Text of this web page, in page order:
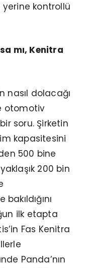
kontrollü
mı, Kenitra
nasıl dolacağı
otomotiv
soru. Şirketin
kapasitesini
500 bine
200 bin
ilk etapta
Fas Kenitra
Panda’nın